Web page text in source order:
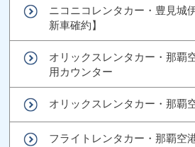
ニコニコレンタカー・豊見城
新車確約】
オリックスレンタカー・那
用カウンター
オリックスレンタカー・那覇
フライトレンタカー・那覇空